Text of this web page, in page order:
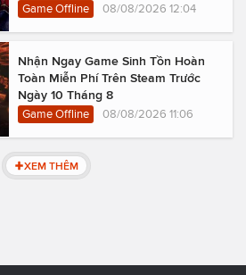
Game Offline 08/08/2026 12:04
Nhận Ngay Game Sinh Tồn Hoàn
Toàn Miễn Phí Trên Steam Trước
Ngày 10 Tháng 8
Game Offline 08/08/2026 11:06
XEM THÊM